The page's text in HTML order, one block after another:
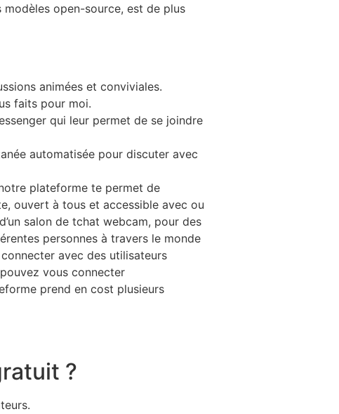
open-source, est de plus
animées et conviviales.
faits pour moi.
qui leur permet de se joindre
automatisée pour discuter avec
plateforme te permet de
ouvert à tous et accessible avec ou
salon de tchat webcam, pour des
personnes à travers le monde
avec des utilisateurs
vous connecter
prend en cost plusieurs
?